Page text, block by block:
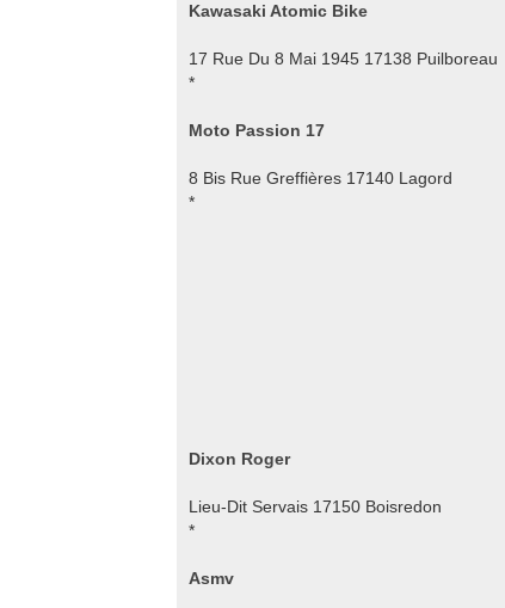
Kawasaki Atomic Bike
17 Rue Du 8 Mai 1945 17138 Puilboreau
*
Moto Passion 17
8 Bis Rue Greffières 17140 Lagord
*
Dixon Roger
Lieu-Dit Servais 17150 Boisredon
*
Asmv